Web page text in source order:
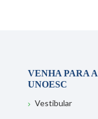
VENHA PARA A
UNOESC
Vestibular